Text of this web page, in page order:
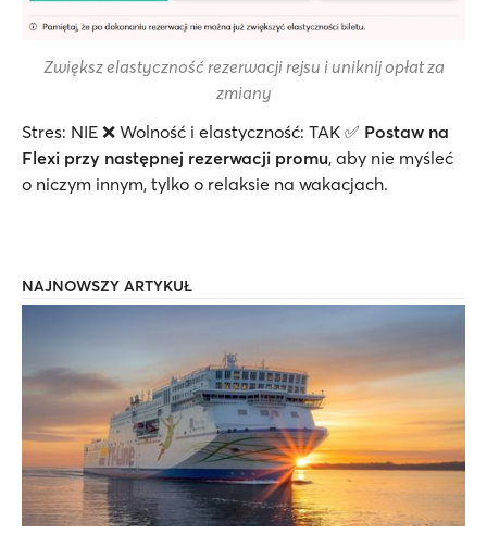
Zwiększ elastyczność rezerwacji rejsu i uniknij opłat za
zmiany
Stres: NIE ❌ Wolność i elastyczność: TAK ✅ Postaw na
Flexi przy następnej rezerwacji promu, aby nie myśleć
o niczym innym, tylko o relaksie na wakacjach.
NAJNOWSZY ARTYKUŁ